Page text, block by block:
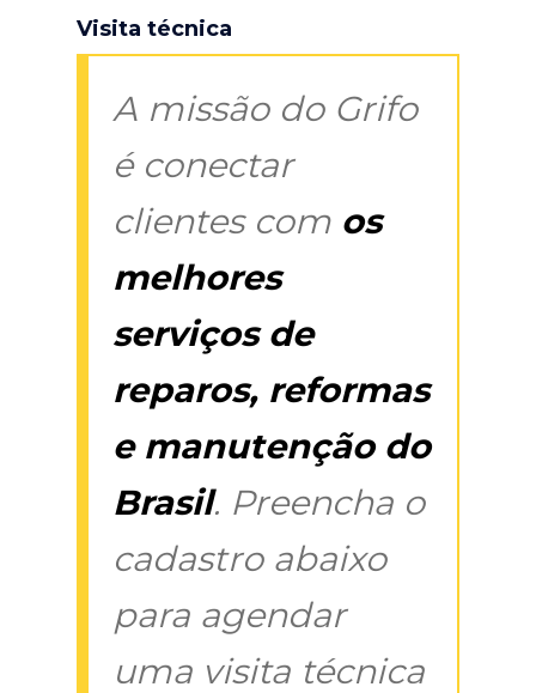
Visita técnica
A missão do Grifo
é conectar
clientes com os
melhores
serviços de
reparos, reformas
e manutenção do
Brasil. Preencha o
cadastro abaixo
para agendar
uma visita técnica